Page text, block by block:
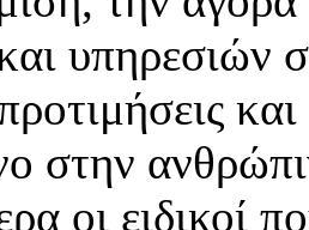
υπηρεσιών
στην
οι ειδικοί